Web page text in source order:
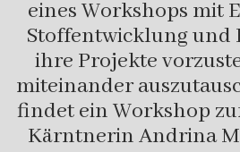
eines Workshops mit
Stoffentwicklung
ihre Projekte
miteinander
findet ein Workshop
Kärntnerin Andrina